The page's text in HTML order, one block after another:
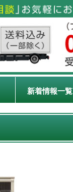
新着情報一覧